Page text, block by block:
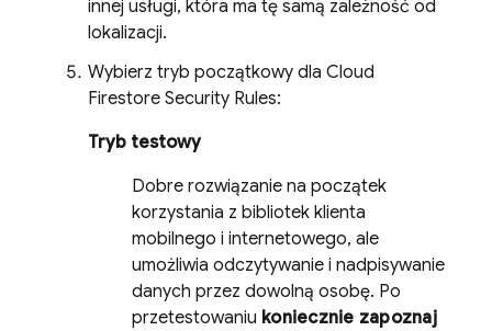
innej usługi, która ma tę samą zależność od
lokalizacji.
Wybierz tryb początkowy dla Cloud
Firestore Security Rules:
Tryb testowy
Dobre rozwiązanie na początek
korzystania z bibliotek klienta
mobilnego i internetowego, ale
umożliwia odczytywanie i nadpisywanie
danych przez dowolną osobę. Po
przetestowaniu koniecznie zapoznaj